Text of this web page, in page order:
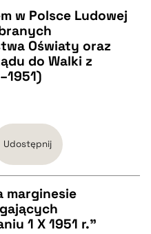
w Polsce Ludowej
Oświaty oraz
do Walki z
Udostępnij
marginesie
1 X 1951 r."